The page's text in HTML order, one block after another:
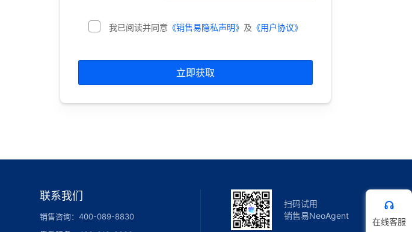
我已阅读并同意 《销售易隐私声明》 及 《用户协议》
立即获取
联系我们
销售咨询：400-089-8830
扫码试用
销售易NeoAgent
在线客服